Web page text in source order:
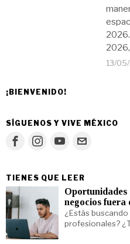
13/
¡BIENVENIDO!
SÍGUENOS Y VIVE MÉXICO
TIENES QUE LEER
Oportunidades
negocios fuera
¿Estás
profesionales?